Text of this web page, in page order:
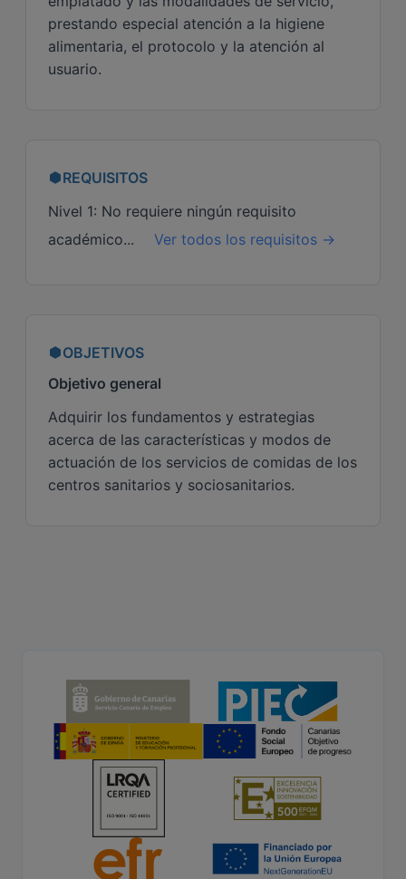
prestando especial atención a la higiene
alimentaria, el protocolo y la atención al
usuario.
REQUISITOS
Nivel 1: No requiere ningún requisito
académico...
Ver todos los requisitos →
OBJETIVOS
Objetivo general
Adquirir los fundamentos y estrategias
acerca de las características y modos de
actuación de los servicios de comidas de los
centros sanitarios y sociosanitarios.